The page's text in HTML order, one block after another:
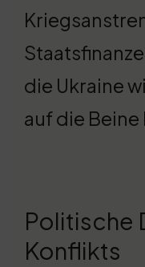
die Ukraine
auf die Beine
Politische
Konflikts